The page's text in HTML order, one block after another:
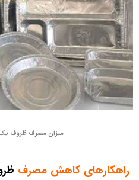
میزان مصرف ظروف یک‌
راهکارهای کاهش مصرف